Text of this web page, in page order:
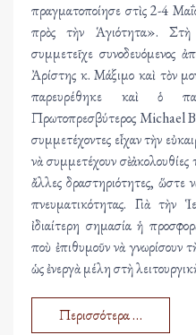
πραγματοποίησε στὶς 2-4
πρὸς τὴν Ἁγιότητα». Στὴ
συμμετεῖχε συνοδευόμενος
Ἀρίστης κ. Μάξιμο καὶ τὸν
παρευρέθηκε καὶ ὁ
Πρωτοπρεσβύτερος Michael
συμμετέχοντες εἶχαν τὴν
νὰ συμμετέχουν σὲ
ἄλλες δραστηριότητες, ὥστε
πνευματικότητας. Γιὰ τὴν
ἰδιαίτερη σημασία ἡ
ποὺ ἐπιθυμοῦν νὰ γνωρίσουν
ὡς ἐνεργὰ μέλη στὴ
Περισσότερα …